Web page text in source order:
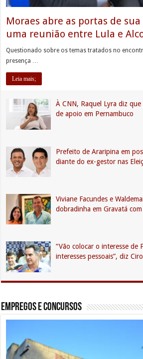
Moraes abre as portas de
uma reunião entre Lula e
Questionado sobre os temas tratados no
presença …
Leia mais;
À CNN, Raquel Lyra diz
de apoio em Pernambuco
Prefeito de Araripina em
diante do ex-gestor nas
Viviane Facundes e
dobradinha em Gravatá
“Vão colocar o interesse de
interesses pessoais”, diz
Empregos e Concursos